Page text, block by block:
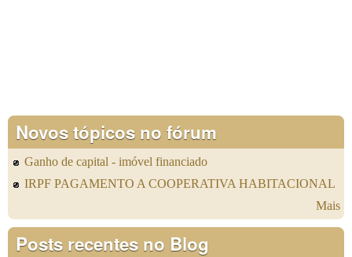
Novos tópicos no fórum
Ganho de capital - imóvel financiado
IRPF PAGAMENTO A COOPERATIVA HABITACIONAL
Mais
Posts recentes no Blog